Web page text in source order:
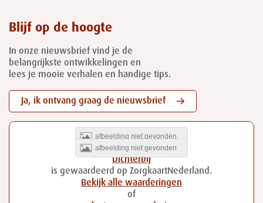
Blijf op de hoogte
In onze nieuwsbrief vind je de
belangrijkste ontwikkelingen en
lees je mooie verhalen en handige tips.
Ja, ik ontvang graag de nieuwsbrief
Dichterbij
is gewaardeerd op ZorgkaartNederland.
Bekijk alle waarderingen
of